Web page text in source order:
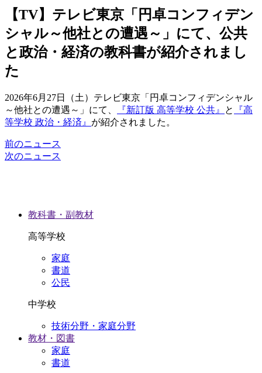
【TV】テレビ東京「円卓コンフィデン
シャル～他社との遭遇～」にて、公共
と政治・経済の教科書が紹介されまし
た
2026年6月27日（土）テレビ東京「円卓コンフィデンシャル
～他社との遭遇～」にて、
『新訂版 高等学校 公共』 と
『高
等学校 政治・経済』 が紹介されました。
前のニュース
次のニュース
教科書・副教材
高等学校
家庭
書道
公民
中学校
技術分野・家庭分野
教材・図書
家庭
書道